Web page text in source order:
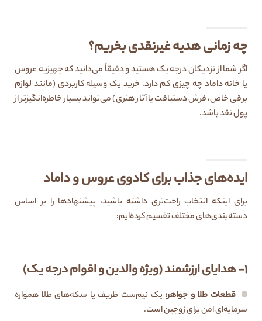
چه زمانی هدیه غیرنقدی بخریم؟
اگر شما از نزدیکان درجه یک هستید و دقیقاً می‌دانید که جهیزیه عروس
یا خانه داماد چه چیزی کم دارد، خرید یک وسیله کاربردی (مانند لوازم
برقی خاص، فرش دستبافت یا آثار هنری) می‌تواند بسیار خاطره‌انگیزتر از
پول نقد باشد.
ایده‌های جذاب برای کادوی عروس و داماد
برای اینکه انتخاب راحت‌تری داشته باشید، پیشنهادها را بر اساس
دسته‌بندی‌های مختلف تقسیم کرده‌ایم:
۱- هدایای ارزشمند (ویژه والدین و اقوام درجه یک)
قطعات طلا و جواهر: یک نیم‌ست ظریف یا سکه‌های طلا همواره
سرمایه‌ای امن برای زوجین است.